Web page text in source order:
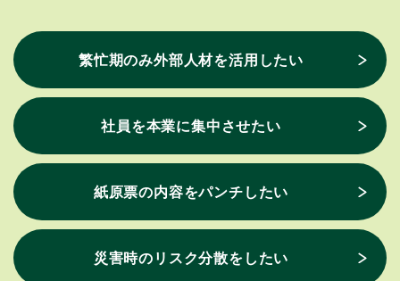
繁忙期のみ外部人材を活用したい
社員を本業に集中させたい
紙原票の内容をパンチしたい
災害時のリスク分散をしたい